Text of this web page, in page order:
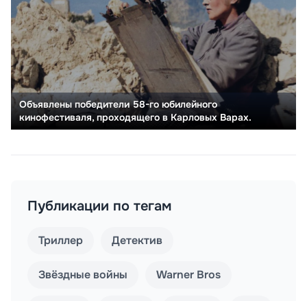
Объявлены победители 58-го юбилейного
кинофестиваля, проходящего в Карловых Варах.
Публикации по тегам
Триллер Детектив
Звёздные войны Warner Bros